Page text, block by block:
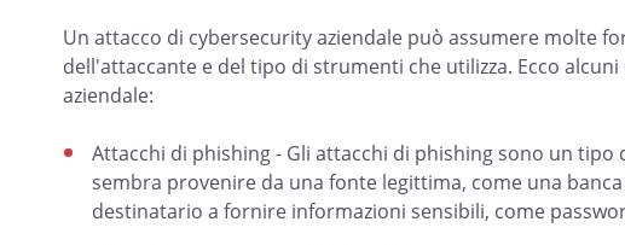
Un attacco di cybersecurity aziendale può assumere molte
dell'attaccante e del tipo di strumenti che utilizza. Ecco
aziendale:
Attacchi di phishing - Gli attacchi di phishing sono un
sembra provenire da una fonte legittima, come una
destinatario a fornire informazioni sensibili, come